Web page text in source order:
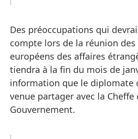
Des préoccupations qui
compte lors de la réunion
européens des affaires
tiendra à la fin du mois de
information que le diplomate
venue partager avec la Cheffe
Gouvernement.